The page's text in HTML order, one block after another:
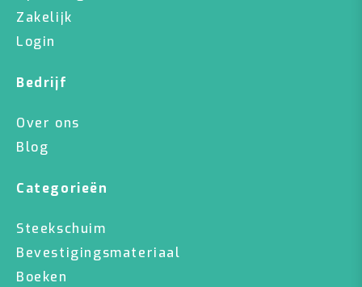
Zakelijk
Login
Bedrijf
Over ons
Blog
Categorieën
Steekschuim
Bevestigingsmateriaal
Boeken